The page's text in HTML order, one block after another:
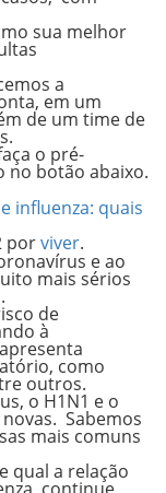
sua melhor
a
em um
de um time de
o pré-
no botão abaixo.
influenza: quais
porviver.
e ao
mais sérios
de
à
como
outros.
o H1N1 e o
Sabemos
mais comuns
qual a relação